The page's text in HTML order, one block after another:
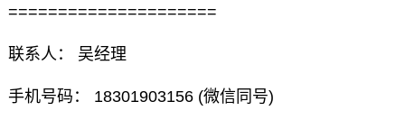
=====================
联系人： 吴经理
手机号码： 18301903156 (微信同号)